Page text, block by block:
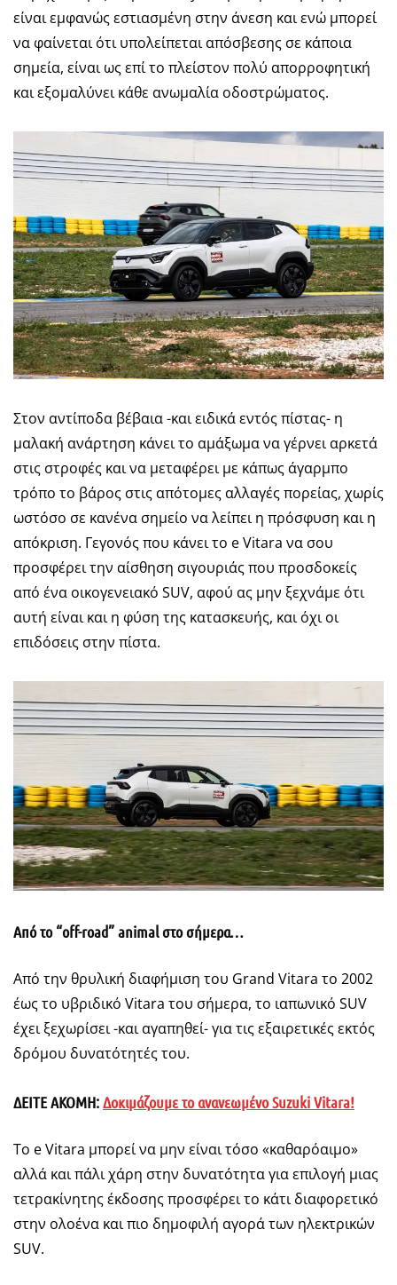
είναι εμφανώς εστιασμένη στην άνεση και ενώ μπορεί
να φαίνεται ότι υπολείπεται απόσβεσης σε κάποια
σημεία, είναι ως επί το πλείστον πολύ απορροφητική
και εξομαλύνει κάθε ανωμαλία οδοστρώματος.
Στον αντίποδα βέβαια -και ειδικά εντός πίστας- η
μαλακή ανάρτηση κάνει το αμάξωμα να γέρνει αρκετά
στις στροφές και να μεταφέρει με κάπως άγαρμπο
τρόπο το βάρος στις απότομες αλλαγές πορείας, χωρίς
ωστόσο σε κανένα σημείο να λείπει η πρόσφυση και η
απόκριση. Γεγονός που κάνει το e Vitara να σου
προσφέρει την αίσθηση σιγουριάς που προσδοκείς
από ένα οικογενειακό SUV, αφού ας μην ξεχνάμε ότι
αυτή είναι και η φύση της κατασκευής, και όχι οι
επιδόσεις στην πίστα.
Από το “off-road” animal στο σήμερα…
Από την θρυλική διαφήμιση του Grand Vitara το 2002
έως το υβριδικό Vitara του σήμερα, το ιαπωνικό SUV
έχει ξεχωρίσει -και αγαπηθεί- για τις εξαιρετικές εκτός
δρόμου δυνατότητές του.
ΔΕΙΤΕ ΑΚΟΜΗ:Δοκιμάζουμε το ανανεωμένο Suzuki Vitara!
Το e Vitara μπορεί να μην είναι τόσο «καθαρόαιμο»
αλλά και πάλι χάρη στην δυνατότητα για επιλογή μιας
τετρακίνητης έκδοσης προσφέρει το κάτι διαφορετικό
στην ολοένα και πιο δημοφιλή αγορά των ηλεκτρικών
SUV.